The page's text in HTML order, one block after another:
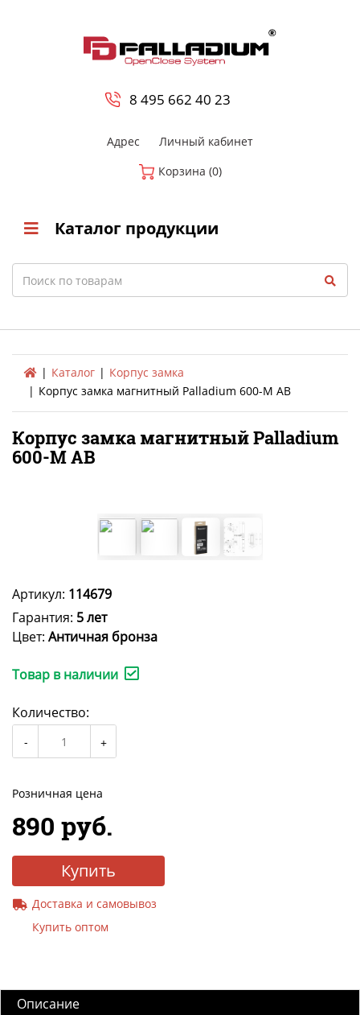
8 495 662 40 23
Адрес
Личный кабинет
Корзина (0)
Каталог продукции
Search
Каталог
Корпус замка
Корпус замка магнитный Palladium 600-M AB
Корпус замка магнитный Palladium
600-M AB
Артикул: 114679
Гарантия: 5 лет
Цвет: Античная бронза
Товар в наличии
Количество:
Розничная цена
890 руб.
Купить
Доставка и самовывоз
Купить оптом
Описание